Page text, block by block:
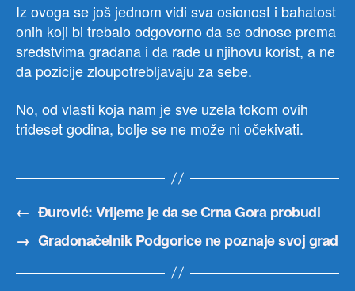
Iz ovoga se još jednom vidi sva osionost i bahatost
onih koji bi trebalo odgovorno da se odnose prema
sredstvima građana i da rade u njihovu korist, a ne
da pozicije zloupotrebljavaju za sebe.
No, od vlasti koja nam je sve uzela tokom ovih
trideset godina, bolje se ne može ni očekivati.
← Đurović: Vrijeme je da se Crna Gora probudi
→ Gradonačelnik Podgorice ne poznaje svoj grad